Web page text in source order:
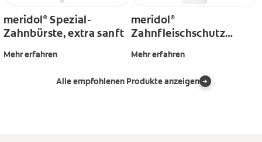
meridol®Spezial-
Zahnbürste, extra sanft
Mehr erfahren
meridol®
Zahnfleischschutz
Mehr erfahren
Alle empfohlenen Produkte anzeigen